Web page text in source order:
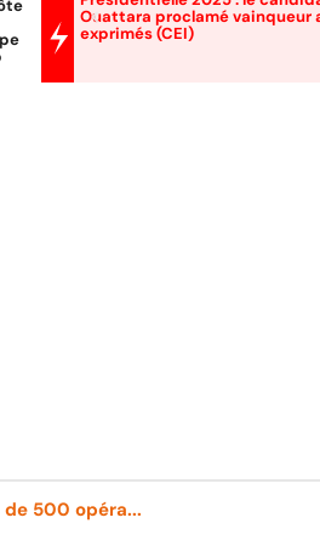
Ouattara proclamé vainqueur
exprimés (CEI)
500 opéra...